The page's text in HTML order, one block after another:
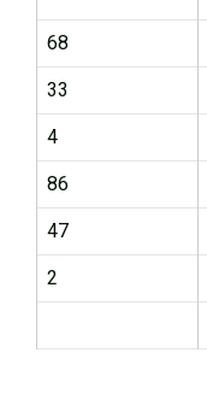
68
33
4
86
47
2